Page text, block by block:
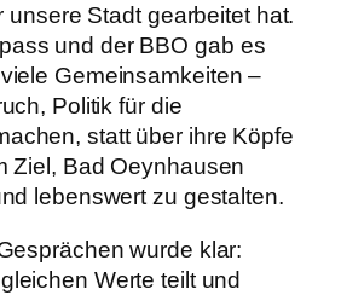
unsere Stadt gearbeitet hat.
und der BBO gab es
Gemeinsamkeiten –
Politik für die
statt über ihre Köpfe
Ziel, Bad Oeynhausen
lebenswert zu gestalten.
wurde klar:
Werte teilt und